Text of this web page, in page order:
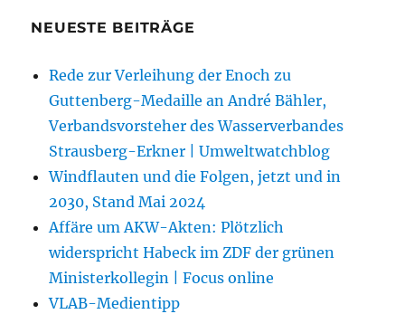
NEUESTE BEITRÄGE
Rede zur Verleihung der Enoch zu
Guttenberg-Medaille an André Bähler,
Verbandsvorsteher des Wasserverbandes
Strausberg-Erkner | Umweltwatchblog
Windflauten und die Folgen, jetzt und in
2030, Stand Mai 2024
Affäre um AKW-Akten: Plötzlich
widerspricht Habeck im ZDF der grünen
Ministerkollegin | Focus online
VLAB-Medientipp